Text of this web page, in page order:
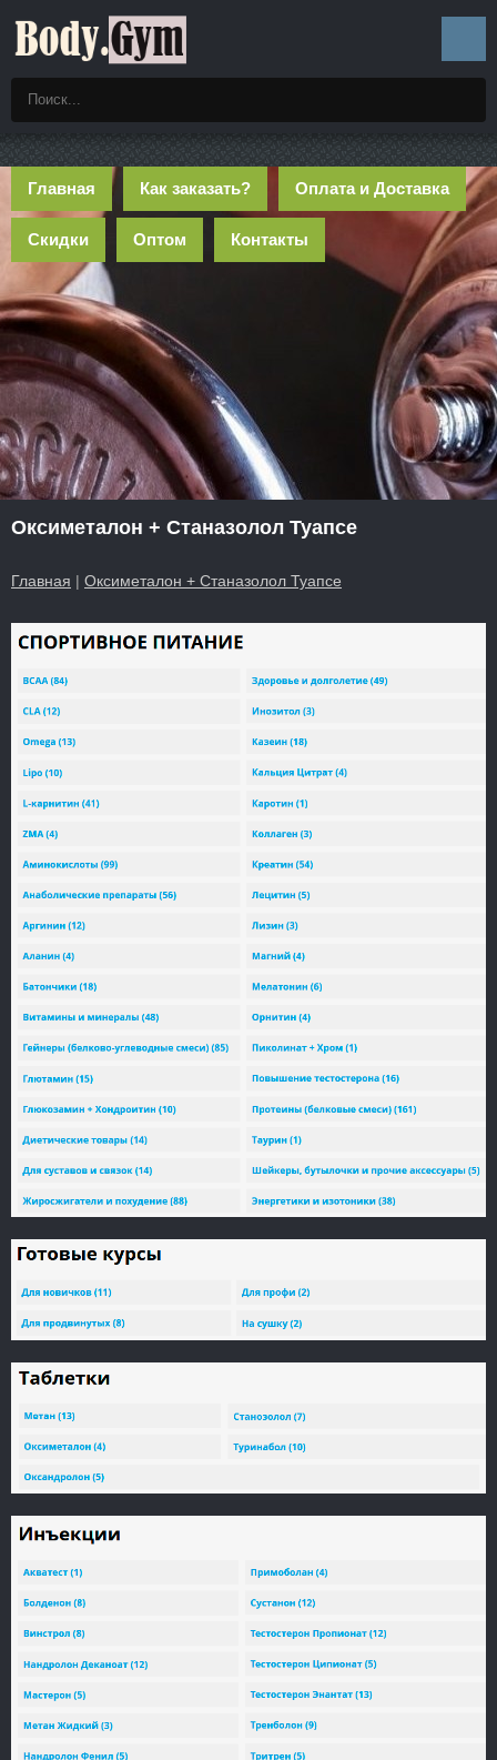
Главная Как заказать? Оплата и Доставка
Скидки Оптом Контакты
Оксиметалон + Станазолол Туапсе
Главная | Оксиметалон + Станазолол Туапсе